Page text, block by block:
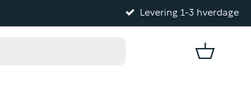
Levering 1-3 hverdage
Kurv